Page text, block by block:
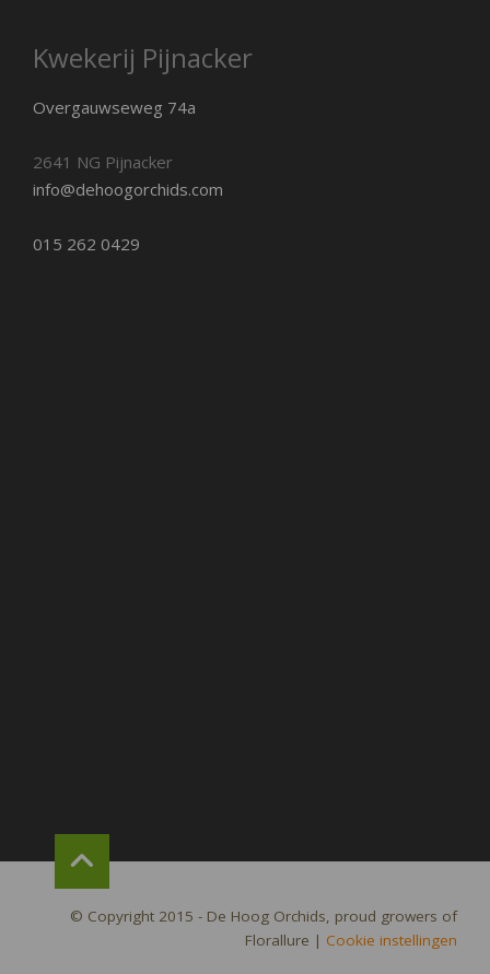
Kwekerij Pijnacker
Overgauwseweg 74a
2641 NG Pijnacker
info@dehoogorchids.com
015 262 0429
© Copyright 2015 - De Hoog Orchids, proud growers of
Florallure | Cookie instellingen